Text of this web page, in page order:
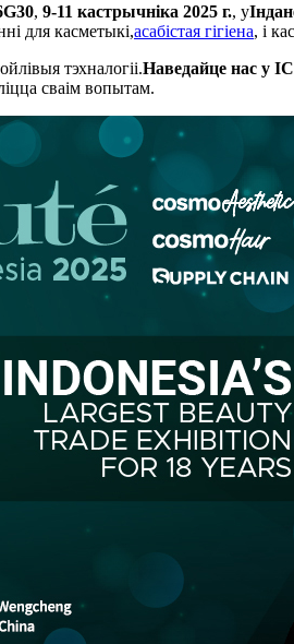
, 9-11 кастрычніка 2025 г., у
для касметыкі,асабістая гігіена, і
тэхналогіі.Наведайце нас у
сваім вопытам.